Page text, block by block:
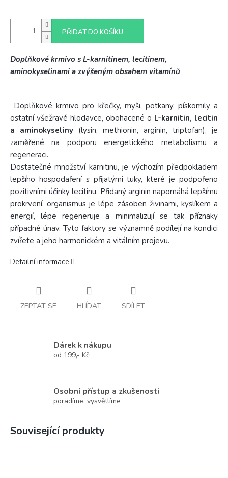
PŘIDAT DO KOŠÍKU
Doplňkové krmivo s L-karnitinem, lecitinem,
aminokyselinami a zvýšeným obsahem vitamínů
Doplňkové krmivo pro křečky, myši, potkany, pískomily a
ostatní všežravé hlodavce, obohacené o L-karnitin, lecitin
a aminokyseliny (lysin, methionin, arginin, triptofan), je
zaměřené na podporu energetického metabolismu a
regeneraci.
Dostatečné množství karnitinu, je výchozím předpokladem
lepšího hospodaření s přijatými tuky, které je podpořeno
pozitivními účinky lecitinu. Přidaný arginin napomáhá lepšímu
prokrvení, organismus je lépe zásoben živinami, kyslíkem a
energií, lépe regeneruje a minimalizují se tak příznaky
případné únav. Tyto faktory se významně podílejí na kondici
zvířete a jeho harmonickém a vitálním projevu.
Detailní informace
ZEPTAT SE HLÍDAT SDÍLET
Dárek k nákupu
od 199,- Kč
Osobní přístup a zkušenosti
poradíme, vysvětlíme
Související produkty